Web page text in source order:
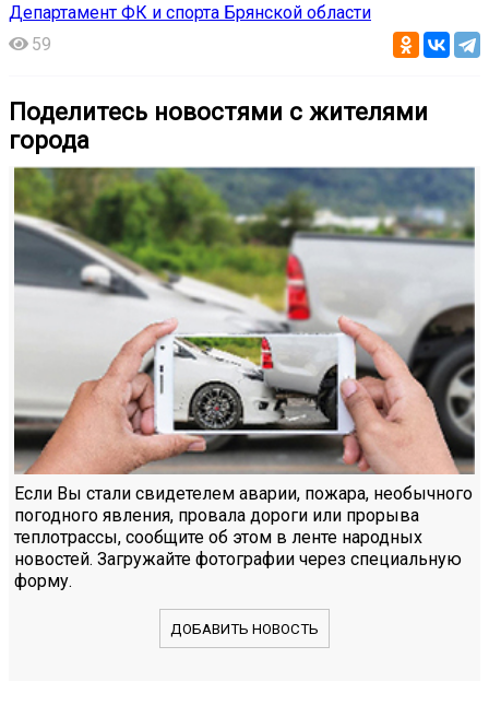
Департамент ФК и спорта Брянской области
59
Поделитесь новостями с жителями
города
Если Вы стали свидетелем аварии, пожара, необычного
погодного явления, провала дороги или прорыва
теплотрассы, сообщите об этом в ленте народных
новостей. Загружайте фотографии через специальную
форму.
ДОБАВИТЬ НОВОСТЬ